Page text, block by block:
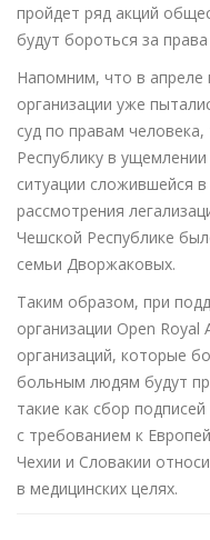
пройдет ряд акций
будут бороться за
Напомним, что в
организации уже
суд по правам
Республику в
ситуации сложившейся
рассмотрения
Чешской Республике
семьи Дворжаковых.
Таким образом, при
организации Open Royal
организаций, которые
больным людям будут
такие как сбор
с требованием к
Чехии и Словакии
в медицинских целях.